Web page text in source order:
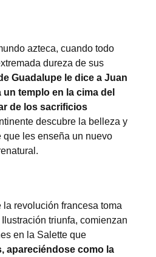
azteca, cuando todo
dureza de sus
Guadalupe le dice a Juan
templo en la cima del
de los sacrificios
descubre la belleza y
que les enseña un nuevo
revolución francesa toma
triunfa, comienzan
en la Salette que
apareciéndose como la